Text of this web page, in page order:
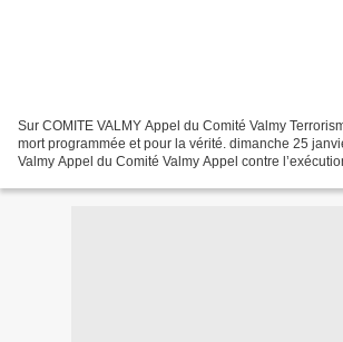
Sur COMITE VALMY Appel du Comité Valmy
mort programmée et pour la vérité. dimanche 25
Valmy Appel du Comité Valmy Appel contre